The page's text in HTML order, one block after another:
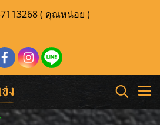
( คุณหน่อย )